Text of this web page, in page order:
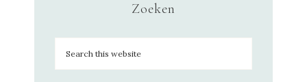
Zoeken